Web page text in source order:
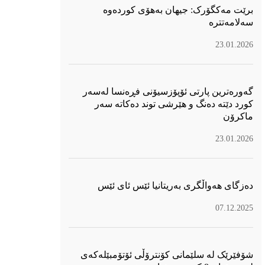
برێت مەکگۆرک: جیهان بەهۆی کوردەوە
سەلامەتترە
23.01.2026
گەورەترین پارتی ئۆپۆزسیۆنی فڕەنسا لەسەر
كورد دێتە دەنگ و هێرشی توند دەكاتە سەر
ماكرۆن
23.01.2026
دەزگای هەواڵگری بەریتانیا ئێس ئای ئێس
07.12.2025
شۆفێرێک لە سلێمانی کۆنترۆڵی ئۆتۆمبێلەکەی